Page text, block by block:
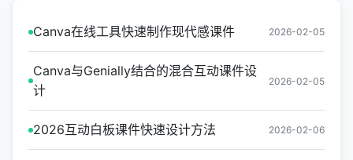
Canva在线工具快速制作现代感课件 2026-02-05
Canva与Genially结合的混合互动课件设
计
2026-02-05
2026互动白板课件快速设计方法 2026-02-06